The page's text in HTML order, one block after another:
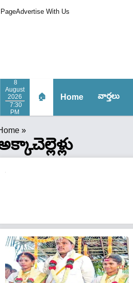
Advertise With Us
8
August
2026
7:30
PM
🏠 Home వార్త‌లు
»